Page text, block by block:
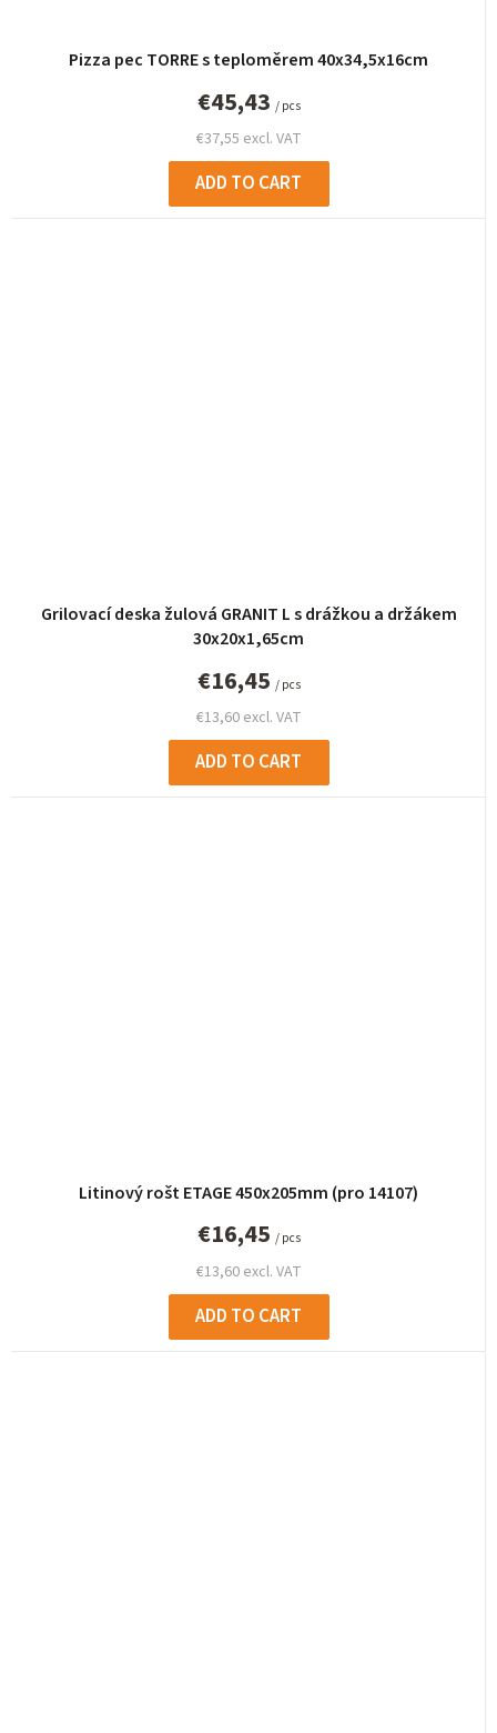
Pizza pec TORRE s teploměrem 40x34,5x16cm
€37,55 excl. VAT
€45,43 / pcs
ADD TO CART
Grilovací deska žulová GRANIT L s drážkou a držákem
30x20x1,65cm
€13,60 excl. VAT
€16,45 / pcs
ADD TO CART
Litinový rošt ETAGE 450x205mm (pro 14107)
€13,60 excl. VAT
€16,45 / pcs
ADD TO CART